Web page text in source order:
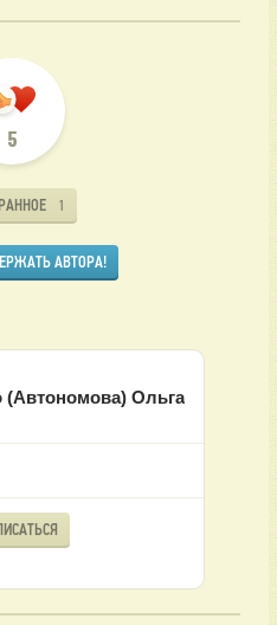
5
1
АВТОРА!
(Автономова) Ольга